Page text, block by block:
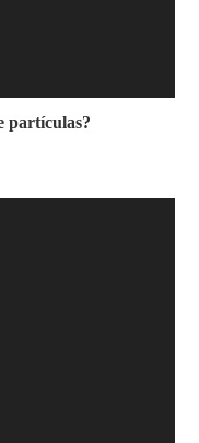
partículas?